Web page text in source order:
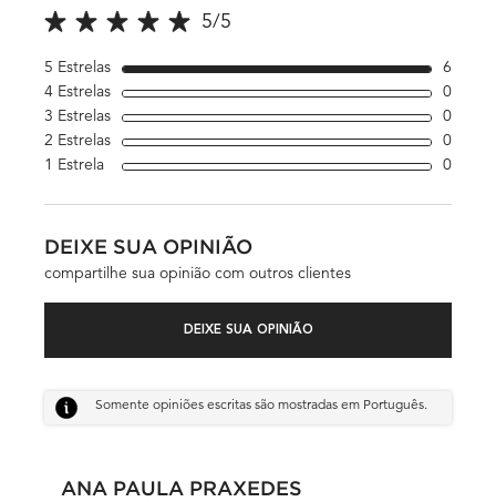
5 out of 5 stars. 5/5
5 Estrelas 6
4 Estrelas
0
3 Estrelas
0
2 Estrelas
0
1 Estrela
0
DEIXE SUA OPINIÃO
compartilhe sua opinião com outros clientes
DEIXE SUA OPINIÃO
Somente opiniões escritas são mostradas em Português.
ANA PAULA PRAXEDES